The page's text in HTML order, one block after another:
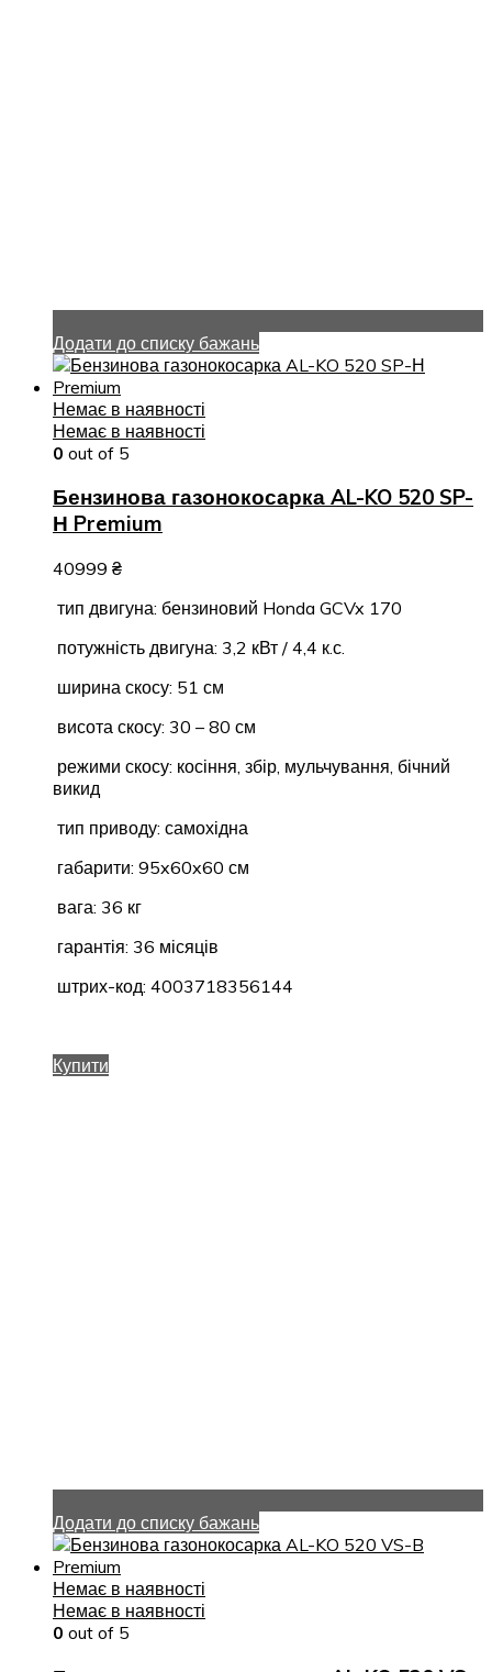
Додати до списку бажань
Немає в наявності
Немає в наявності
0 out of 5
Бензинова газонокосарка AL-KO 520 SP-
Н Premium
40999 ₴
тип двигуна: бензиновий Honda GCVx 170
потужність двигуна: 3,2 кВт / 4,4 к.с.
ширина скосу: 51 см
висота скосу: 30 – 80 см
режими скосу: косіння, збір, мульчування, бічний
викид
тип приводу: самохідна
габарити: 95x60x60 см
вага: 36 кг
гарантія: 36 місяців
штрих-код: 4003718356144
Купити
Додати до списку бажань
Немає в наявності
Немає в наявності
0 out of 5